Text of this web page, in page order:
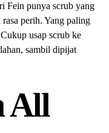
Fein punya scrub yang
perih. Yang paling
usap scrub ke
sambil dipijat
All